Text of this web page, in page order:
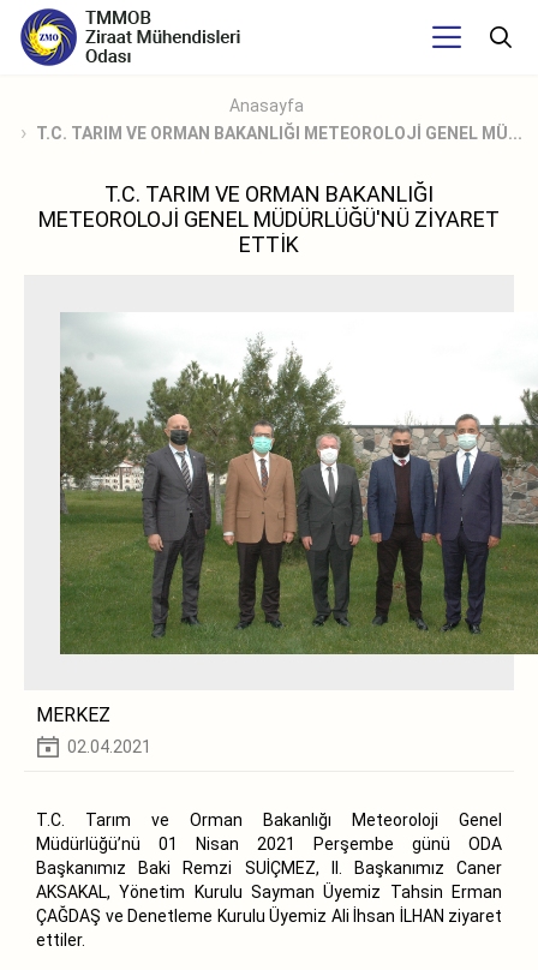
Anasayfa
T.C. TARIM VE ORMAN BAKANLIĞI METEOROLOJİ GENEL MÜ...
T.C. TARIM VE ORMAN BAKANLIĞI
METEOROLOJİ GENEL MÜDÜRLÜĞÜ'NÜ ZİYARET
ETTİK
MERKEZ
02.04.2021
T.C. Tarım ve Orman Bakanlığı Meteoroloji Genel
Müdürlüğü’nü 01 Nisan 2021 Perşembe günü ODA
Başkanımız Baki Remzi SUİÇMEZ, II. Başkanımız Caner
AKSAKAL, Yönetim Kurulu Sayman Üyemiz Tahsin Erman
ÇAĞDAŞ ve Denetleme Kurulu Üyemiz Ali İhsan İLHAN ziyaret
ettiler.